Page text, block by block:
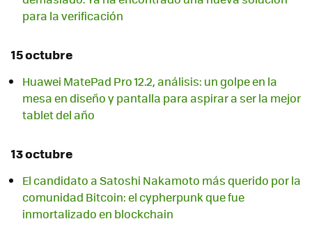
para la verificación
15 octubre
Huawei MatePad Pro 12.2, análisis: un golpe en la
mesa en diseño y pantalla para aspirar a ser la mejor
tablet del año
13 octubre
El candidato a Satoshi Nakamoto más querido por la
comunidad Bitcoin: el cypherpunk que fue
inmortalizado en blockchain